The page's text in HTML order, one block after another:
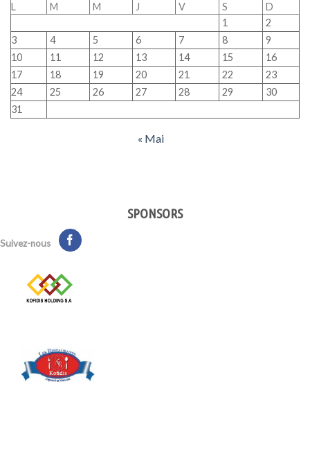
L M M J V S
D
1
2
3
4 5 6 7 8
9
10
11 12 13 14 15
16
17
18 19 20 21 22
23
24
25 26 27 28 29
30
31
« Mai
SPONSORS
Suivez-nous